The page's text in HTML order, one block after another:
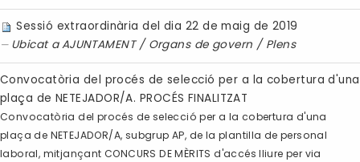
Sessió extraordinària del dia 22 de maig de 2019
Ubicat aAJUNTAMENT / Organs de govern / Plens
Convocatòria del procés de selecció per a la cobertura d'una
plaça de NETEJADOR/A. PROCÉS FINALITZAT
Convocatòria del procés de selecció per a la cobertura d'una
plaça de NETEJADOR/A, subgrup AP, de la plantilla de personal
laboral, mitjançant CONCURS DE MÈRITS d'accés lliure per via